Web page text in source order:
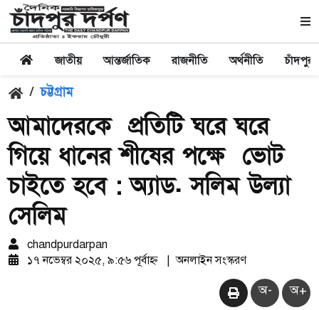
জাতীয় আন্তর্জাতিক রাজনীতি অর্থনীতি চাঁদপুর
/ চট্টগ্রাম
আমাদেরকে প্রতিটি ঘরে ঘরে
গিয়ে ধানের শীষের পক্ষে ভোট
চাইতে হবে : অ্যাড. সলিম উল্যা
সেলিম
chandpurdarpan
১৭ নভেম্বর ২০২৫, ৯:৫৬ পূর্বাহ্ন
অনলাইন সংস্করণ
অ- অ+